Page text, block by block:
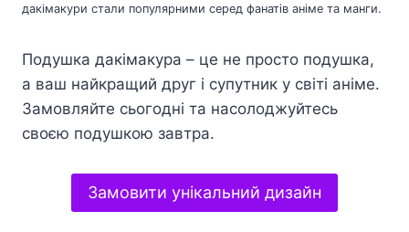
дакімакури стали популярними серед фанатів аніме та манги.
Подушка дакімакура – це не просто подушка,
а ваш найкращий друг і супутник у світі аніме.
Замовляйте сьогодні та насолоджуйтесь
своєю подушкою завтра.
Замовити унікальний дизайн